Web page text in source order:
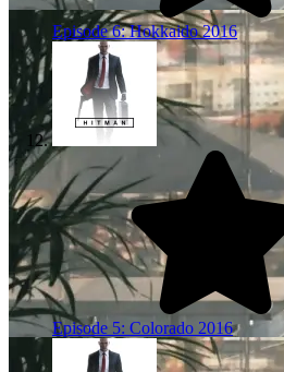
Episode 6: Hokkaido2016
Episode 5: Colorado 2016